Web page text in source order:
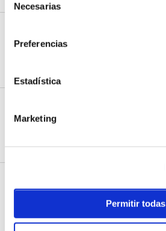
Necesarias
Preferencias
Estadística
Marketing
Permitir todas
Avenida del Faro Pintor Eduardo Sanz
Calle Gamazo
WEB
CÓMO LLEGAR